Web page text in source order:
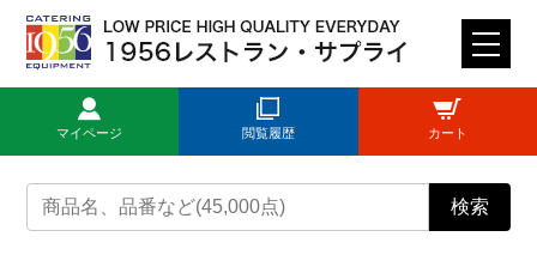
M
E
U
検索
マイページ 閲覧履歴 カート
トップページ